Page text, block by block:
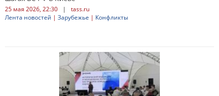
25 мая 2026, 22:30 |
tass.ru
Лента новостей | Зарубежье | Конфликты